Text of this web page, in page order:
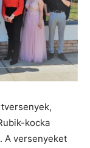
kocka
A versenyeket